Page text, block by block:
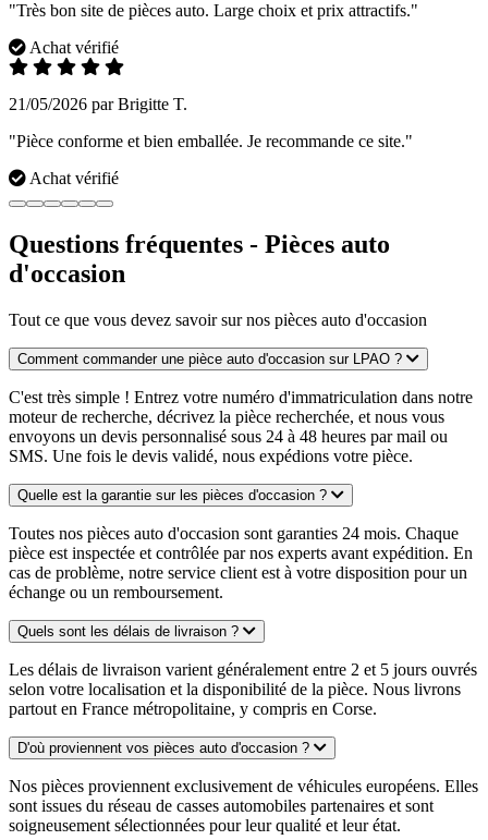
"Très bon site de pièces auto. Large choix et prix attractifs."
Achat vérifié
21/05/2026 par Brigitte T.
"Pièce conforme et bien emballée. Je recommande ce site."
Achat vérifié
Questions fréquentes - Pièces auto
d'occasion
Tout ce que vous devez savoir sur nos pièces auto d'occasion
Comment commander une pièce auto d'occasion sur LPAO ?
C'est très simple ! Entrez votre numéro d'immatriculation dans notre
moteur de recherche, décrivez la pièce recherchée, et nous vous
envoyons un devis personnalisé sous 24 à 48 heures par mail ou
SMS. Une fois le devis validé, nous expédions votre pièce.
Quelle est la garantie sur les pièces d'occasion ?
Toutes nos pièces auto d'occasion sont garanties 24 mois. Chaque
pièce est inspectée et contrôlée par nos experts avant expédition. En
cas de problème, notre service client est à votre disposition pour un
échange ou un remboursement.
Quels sont les délais de livraison ?
Les délais de livraison varient généralement entre 2 et 5 jours ouvrés
selon votre localisation et la disponibilité de la pièce. Nous livrons
partout en France métropolitaine, y compris en Corse.
D'où proviennent vos pièces auto d'occasion ?
Nos pièces proviennent exclusivement de véhicules européens. Elles
sont issues du réseau de casses automobiles partenaires et sont
soigneusement sélectionnées pour leur qualité et leur état.